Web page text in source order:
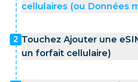
cellulaires (ou Données
2 Touchez Ajouter une
un forfait cellulaire)